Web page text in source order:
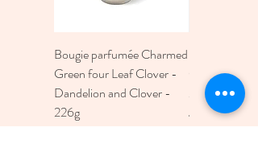
Bougie parfumée Charmed
Green four Leaf Clover -
Dandelion and Clover -
226g
Oz./118Ml
Moon
Prijs
€ 30,00